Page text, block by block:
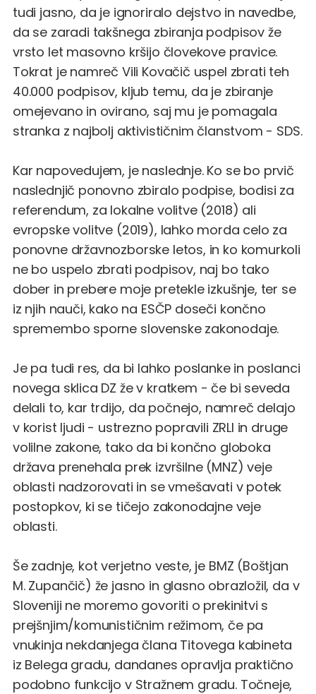
tudi jasno, da je ignoriralo dejstvo in navedbe,
da se zaradi takšnega zbiranja podpisov že
vrsto let masovno kršijo človekove pravice.
Tokrat je namreč Vili Kovačič uspel zbrati teh
40.000 podpisov, kljub temu, da je zbiranje
omejevano in ovirano, saj mu je pomagala
stranka z najbolj aktivističnim članstvom - SDS.
Kar napovedujem, je naslednje. Ko se bo prvič
naslednjič ponovno zbiralo podpise, bodisi za
referendum, za lokalne volitve (2018) ali
evropske volitve (2019), lahko morda celo za
ponovne državnozborske letos, in ko komurkoli
ne bo uspelo zbrati podpisov, naj bo tako
dober in prebere moje pretekle izkušnje, ter se
iz njih nauči, kako na ESČP doseči končno
spremembo sporne slovenske zakonodaje.
Je pa tudi res, da bi lahko poslanke in poslanci
novega sklica DZ že v kratkem - če bi seveda
delali to, kar trdijo, da počnejo, namreč delajo
v korist ljudi - ustrezno popravili ZRLI in druge
volilne zakone, tako da bi končno globoka
država prenehala prek izvršilne (MNZ) veje
oblasti nadzorovati in se vmešavati v potek
postopkov, ki se tičejo zakonodajne veje
oblasti.
Še zadnje, kot verjetno veste, je BMZ (Boštjan
M. Zupančič) že jasno in glasno obrazložil, da v
Sloveniji ne moremo govoriti o prekinitvi s
prejšnjim/komunističnim režimom, če pa
vnukinja nekdanjegačlana Titovega kabineta
iz Belega gradu, dandanes opravlja praktično
podobno funkcijo v Stražnem gradu. Točneje,